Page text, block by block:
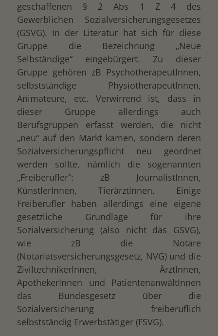
geschaffenen § 2 Abs 1 Z 4 des
Gewerblichen Sozialversicherungsgesetzes
(GSVG). In der Literatur hat sich für diese
Gruppe die Bezeichnung „Neue
Selbständige“ eingebürgert. Zu dieser
Gruppe gehören zB PsychotherapeutInnen,
selbstständige PhysiotherapeutInnen,
Animateure, etc. Verwirrend ist, dass in
dieser Gruppe allerdings auch
Berufsgruppen erfasst werden, die nicht
„neu“ auf den Markt kamen, sondern deren
Sozialversicherungspflicht neu geordnet
werden sollte, nämlich die sogenannten
„Freiberufler“: zB JournalistInnen,
KünstlerInnen, TierärztInnen. Einige
Freiberufler haben allerdings eine eigene
gesetzliche Grundlage für ihre
Sozialversicherung (also nicht das GSVG),
wie zB die Notare
(Notariatsversicherungsgesetz, NVG) und die
ZiviltechnikerInnen, ÄrztInnen,
ApothekerInnen und PatientenanwältInnen
das Bundesgesetz über die
Sozialversicherung freiberuflich
selbstständig Erwerbstätiger (FSVG).